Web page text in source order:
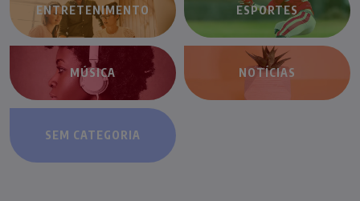
ENTRETENIMENTO ESPORTES
MÚSICA NOTÍCIAS
SEM CATEGORIA